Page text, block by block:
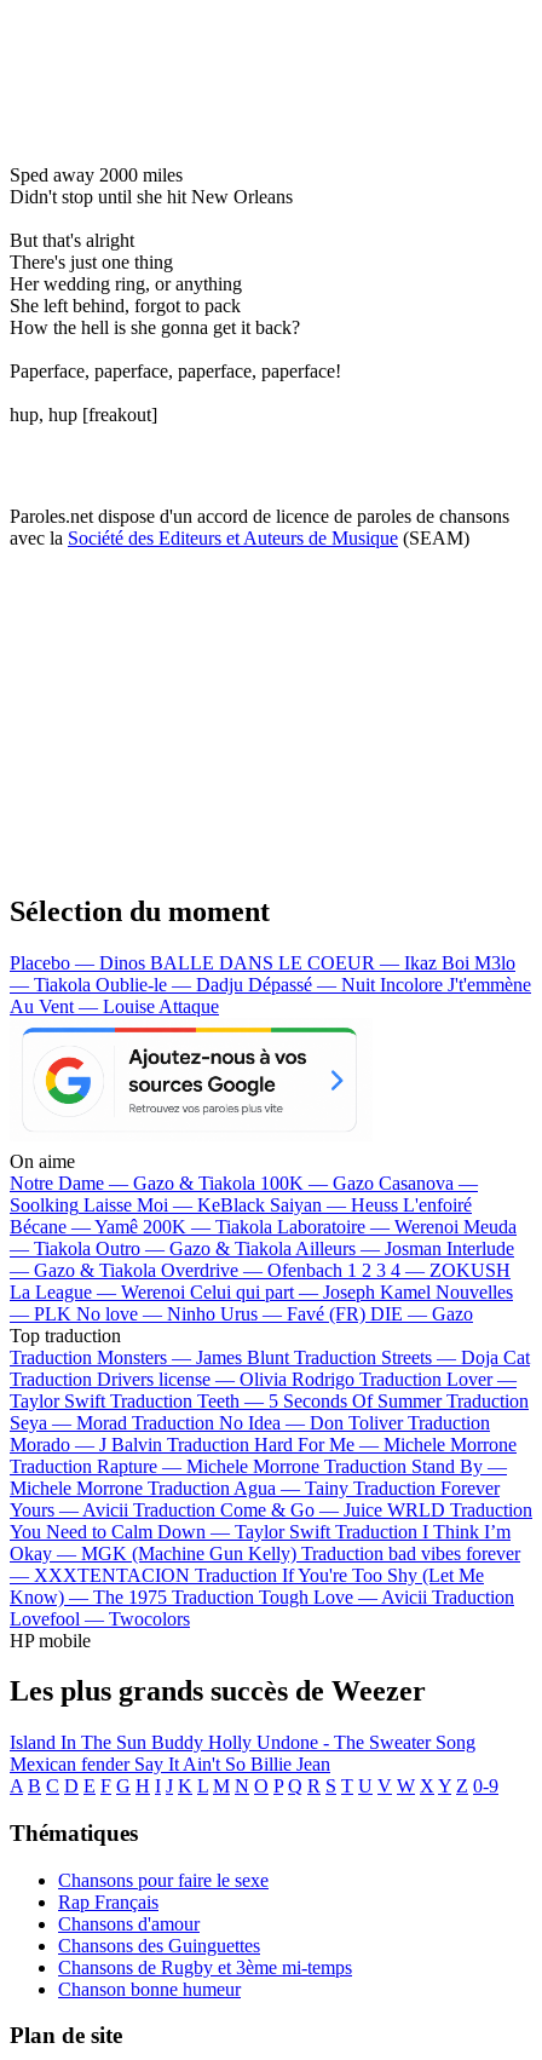
Sped away 2000 miles
Didn't stop until she hit New Orleans
But that's alright
There's just one thing
Her wedding ring, or anything
She left behind, forgot to pack
How the hell is she gonna get it back?
Paperface, paperface, paperface, paperface!
hup, hup [freakout]
Paroles.net dispose d'un accord de licence de paroles de chansons
avec la Société des Editeurs et Auteurs de Musique (SEAM)
Sélection du moment
Placebo — Dinos BALLE DANS LE COEUR — Ikaz Boi M3lo
— Tiakola Oublie-le — Dadju Dépassé — Nuit Incolore J't'emmène
Au Vent — Louise Attaque
On aime
Notre Dame — Gazo & Tiakola 100K — Gazo Casanova —
Soolking Laisse Moi — KeBlack Saiyan — Heuss L'enfoiré
Bécane —Yamê 200K — Tiakola Laboratoire — Werenoi Meuda
— Tiakola Outro — Gazo & Tiakola Ailleurs — Josman Interlude
— Gazo & Tiakola Overdrive — Ofenbach 1 2 3 4 — ZOKUSH
La League — Werenoi Celui qui part — Joseph Kamel Nouvelles
— PLK No love — Ninho Urus — Favé (FR) DIE — Gazo
Top traduction
Traduction Monsters — James Blunt Traduction Streets — Doja Cat
Traduction Drivers license — Olivia Rodrigo Traduction Lover —
Taylor Swift Traduction Teeth — 5 Seconds Of Summer Traduction
Seya — Morad Traduction No Idea — Don Toliver Traduction
Morado — J Balvin Traduction Hard For Me — Michele Morrone
Traduction Rapture — Michele Morrone Traduction Stand By —
Michele Morrone Traduction Agua — Tainy Traduction Forever
Yours — Avicii Traduction Come & Go — Juice WRLD Traduction
You Need to Calm Down — Taylor Swift Traduction I Think I’m
Okay — MGK (Machine Gun Kelly) Traduction bad vibes forever
— XXXTENTACION Traduction If You're Too Shy (Let Me
Know) — The 1975 Traduction Tough Love — Avicii Traduction
Lovefool — Twocolors
HP mobile
Les plus grands succès de Weezer
Island In The Sun Buddy Holly Undone - The Sweater Song
Mexican fender Say It Ain't So Billie Jean
A B C D E F G H I J K L M N O P Q R S T U V W X Y Z 0-9
Thématiques
Chansons pour faire le sexe
Rap Français
Chansons d'amour
Chansons des Guinguettes
Chansons de Rugby et 3ème mi-temps
Chanson bonne humeur
Plan de site